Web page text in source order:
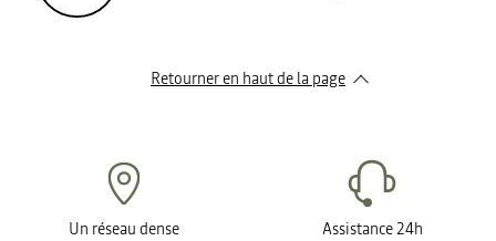
Retourner en haut de la page
Un réseau dense Assistance 24h